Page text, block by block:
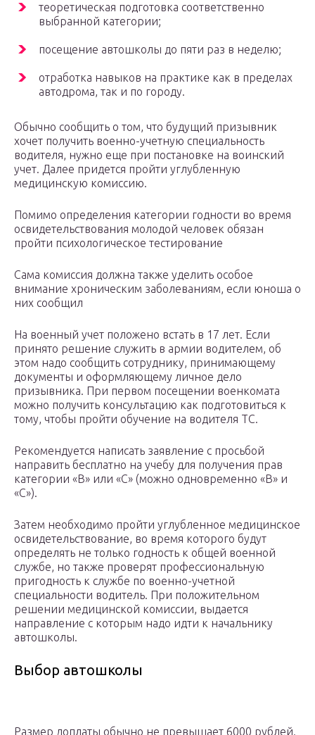
теоретическая подготовка соответственно
выбранной категории;
посещение автошколы до пяти раз в неделю;
отработка навыков на практике как в пределах
автодрома, так и по городу.
Обычно сообщить о том, что будущий призывник
хочет получить военно-учетную специальность
водителя, нужно еще при постановке на воинский
учет. Далее придется пройти углубленную
медицинскую комиссию.
Помимо определения категории годности во время
освидетельствования молодой человек обязан
пройти психологическое тестирование
Сама комиссия должна также уделить особое
внимание хроническим заболеваниям, если юноша о
них сообщил
На военный учет положено встать в 17 лет. Если
принято решение служить в армии водителем, об
этом надо сообщить сотруднику, принимающему
документы и оформляющему личное дело
призывника. При первом посещении военкомата
можно получить консультацию как подготовиться к
тому, чтобы пройти обучение на водителя ТС.
Рекомендуется написать заявление с просьбой
направить бесплатно на учебу для получения прав
категории «В» или «С» (можно одновременно «В» и
«С»).
Затем необходимо пройти углубленное медицинское
освидетельствование, во время которого будут
определять не только годность к общей военной
службе, но также проверят профессиональную
пригодность к службе по военно-учетной
специальности водитель. При положительном
решении медицинской комиссии, выдается
направление с которым надо идти к начальнику
автошколы.
Выбор автошколы
Размер доплаты обычно не превышает 6000 рублей.